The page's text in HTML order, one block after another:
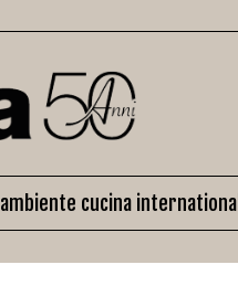
ambiente cucina international